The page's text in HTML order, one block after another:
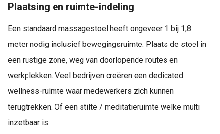
Plaatsing en ruimte-indeling
Een standaard massagestoel heeft ongeveer 1 bij 1,8
meter nodig inclusief bewegingsruimte. Plaats de stoel in
een rustige zone, weg van doorlopende routes en
werkplekken. Veel bedrijven creëren een dedicated
wellness-ruimte waar medewerkers zich kunnen
terugtrekken. Of een stilte / meditatieruimte welke multi
inzetbaar is.